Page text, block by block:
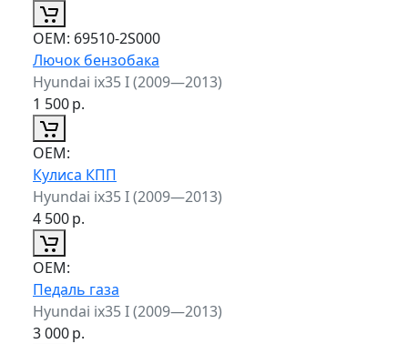
ОЕМ: 69510-2S000
Лючок бензобака
Hyundai ix35 I (2009—2013)
1 500р.
ОЕМ:
Кулиса КПП
Hyundai ix35 I (2009—2013)
4 500р.
ОЕМ:
Педаль газа
Hyundai ix35 I (2009—2013)
3 000р.